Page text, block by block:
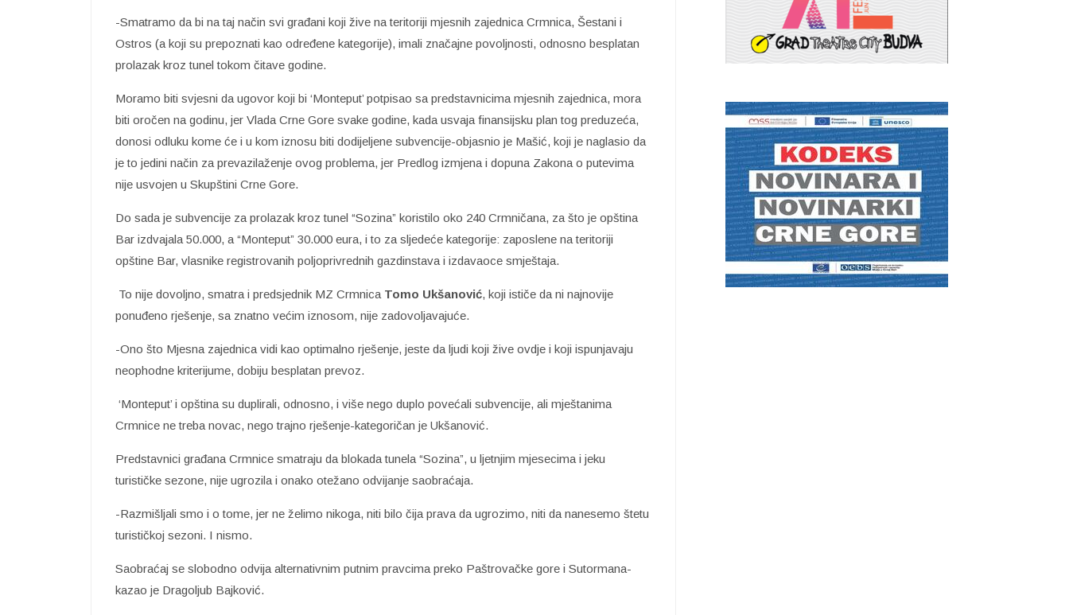
-Smatramo da bi na taj način svi građani koji žive na teritoriji mjesnih zajednica Crmnica, Šestani i
Ostros (a koji su prepoznati kao određene kategorije), imali značajne povoljnosti, odnosno besplatan
prolazak kroz tunel tokom čitave godine.
Moramo biti svjesni da ugovor koji bi ‘Monteput’ potpisao sa predstavnicima mjesnih zajednica, mora
biti oročen na godinu, jer Vlada Crne Gore svake godine, kada usvaja finansijsku plan tog preduzeća,
donosi odluku kome će i u kom iznosu biti dodijeljene subvencije-objasnio je Mašić, koji je naglasio da
je to jedini način za prevazilaženje ovog problema, jer Predlog izmjena i dopuna Zakona o putevima
nije usvojen u Skupštini Crne Gore.
Do sada je subvencije za prolazak kroz tunel “Sozina” koristilo oko 240 Crmničana, za što je opština
Bar izdvajala 50.000, a “Monteput” 30.000 eura, i to za sljedeće kategorije: zaposlene na teritoriji
opštine Bar, vlasnike registrovanih poljoprivrednih gazdinstava i izdavaoce smještaja.
To nije dovoljno, smatra i predsjednik MZ Crmnica Tomo Ukšanović, koji ističe da ni najnovije
ponuđeno rješenje, sa znatno većim iznosom, nije zadovoljavajuće.
-Ono što Mjesna zajednica vidi kao optimalno rješenje, jeste da ljudi koji žive ovdje i koji ispunjavaju
neophodne kriterijume, dobiju besplatan prevoz.
‘Monteput’ i opština su duplirali, odnosno, i više nego duplo povećali subvencije, ali mještanima
Crmnice ne treba novac, nego trajno rješenje-kategoričan je Ukšanović.
Predstavnici građana Crmnice smatraju da blokada tunela “Sozina”, u ljetnjim mjesecima i jeku
turističke sezone, nije ugrozila i onako otežano odvijanje saobraćaja.
-Razmišljali smo i o tome, jer ne želimo nikoga, niti bilo čija prava da ugrozimo, niti da nanesemo štetu
turističkoj sezoni. I nismo.
Saobraćaj se slobodno odvija alternativnim putnim pravcima preko Paštrovačke gore i Sutormana-
kazao je Dragoljub Bajković.